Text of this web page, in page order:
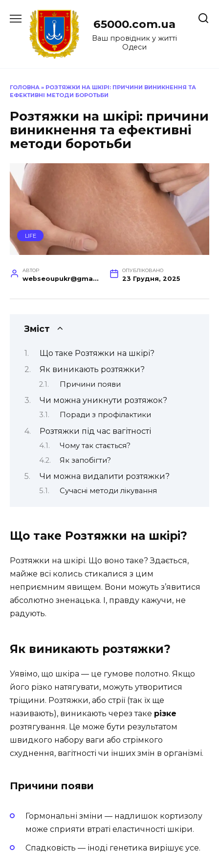
до
65000.com.ua
Ваш провідник у житті
Одеси
ГОЛОВНА » РОЗТЯЖКИ НА ШКІРІ: ПРИЧИНИ ВИНИКНЕННЯ ТА
ЕФЕКТИВНІ МЕТОДИ БОРОТЬБИ
Розтяжки на шкірі: причини
виникнення та ефективні
методи боротьби
LIFE
АВТОР
webseoupukr@gmail.com
ОПУБЛІКОВАНО
23 Грудня, 2025
Зміст
Що таке Розтяжки на шкірі?
Як виникають розтяжки?
Причини появи
Чи можна уникнути розтяжок?
Поради з профілактики
Розтяжки під час вагітності
Чому так стається?
Як запобігти?
Чи можна видалити розтяжки?
Сучасні методи лікування
Що таке Розтяжки на шкірі?
Розтяжки на шкірі. Що воно таке? Здається,
майже всі колись стикалися з цим
неприємним явищем. Вони можуть з’явитися
абсолютно зненацька. І, правду кажучи, не
радують.
Як виникають розтяжки?
Уявімо, що шкіра — це гумове полотно. Якщо
його різко натягувати, можуть утворитися
тріщини. Розтяжки, або стрії (так їх ще
називають), виникають через таке різке
розтягування. Це може бути результатом
швидкого набору ваги або стрімкого
схуднення, вагітності чи інших змін в організмі.
Причини появи
Гормональні зміни — надлишок кортизолу
може сприяти втраті еластичності шкіри.
Спадковість — іноді генетика вирішує усе.